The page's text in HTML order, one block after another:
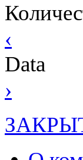
‹
Data
›